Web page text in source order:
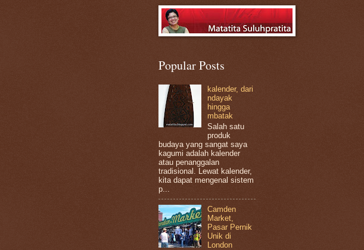
Popular Posts
kalender, dari
ndayak
hingga
mbatak
Salah satu
produk
budaya yang sangat saya
kagumi adalah kalender
atau penanggalan
tradisional. Lewat kalender,
kita dapat mengenal sistem
p...
Camden
Market,
Pasar Pernik
Unik di
London